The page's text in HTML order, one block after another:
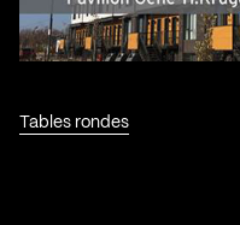
Tables rondes